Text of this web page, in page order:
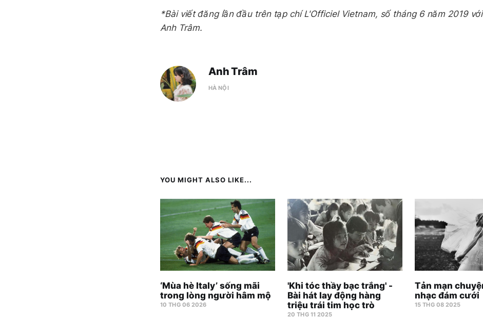
*Bài viết đăng lần đầu trên tạp chí L'Officiel Vietnam, số tháng 6 năm 2019
Anh Trâm.
Anh Trâm
HÀ NỘI
YOU MIGHT ALSO LIKE...
‘Mùa hè Italy’ sống mãi
trong lòng người hâm mộ
10 THG 06 2026
'Khi tóc thầy bạc trắng' -
Bài hát lay động hàng
triệu trái tim học trò
20 THG 11 2025
Tản mạn
nhạc đám cưới
15 THG 08 2025